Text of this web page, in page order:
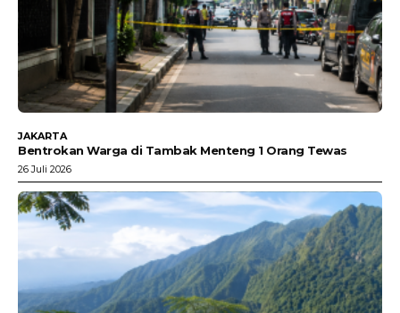
JAKARTA
Bentrokan Warga di Tambak Menteng 1 Orang Tewas
26 Juli 2026